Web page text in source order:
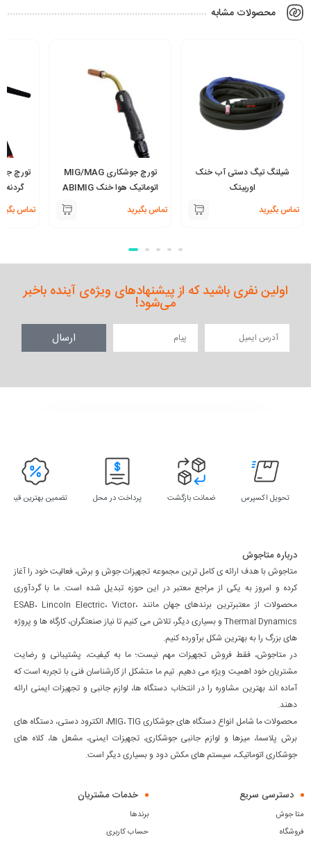
محصولات مشابه
شیلنگ تیگ دستی آب خنک
اوربیتک
تماس بگیرید
تورچ جوشکاری MIG/MAG
اتوماتیک هوا خنک ABIMIG
452 W MT گردنه خمشو
تماس بگیرید
گردنه
تماس
اولین نفری باشید که از پیشنهادهای ویژه‌ی آینده باخبر
می‌شود!
ارسال
تحویل اکسپرس ضمانت بازگشت پرداخت در محل تضمین بهترین قیمت
درباره متاجوش
متاجوش با هدف ارائه ی کامل ترین مجموعه تجهیزات جوش و برش، فعالیت خود را آغاز
کرده و امروز به یکی از مراجع معتبر در این حوزه تبدیل شده است. ما با گردآوری
محصولات از معتبرترین برندهای جهان مانند ESAB، Lincoln Electric، Victor،
Thermal Dynamics و بسیاری دیگر، تلاش می کنیم تا نیاز صنعتگران، کارگاه ها و پروژه
های بزرگ را به بهترین شکل برآورده کنیم.
در متاجوش، فقط فروش تجهیزات مهم نیست؛ ما به کیفیت، پشتیبانی و رضایت
مشتریان خود اهمیت ویژه می دهیم. تیم ما متشکل از کارشناسان فنی با تجربه است که
آماده اند بهترین مشاوره را در انتخاب دستگاه ها، لوازم جانبی و تجهیزات ایمنی ارائه
دهند.
محصولات ما شامل انواع دستگاه های جوشکاری MIG، TIG، الکترود دستی، دستگاه های
برش پلاسما، میزها و لوازم جانبی جوشکاری، تجهیزات ایمنی، مشعل ها، کلاه های
جوشکاری اتوماتیک، سیستم های مکش دود و بسیاری دیگر است.
دسترسی سریع
متا جوش
فروشگاه
خدمات مشتریان
برندها
حساب کاربری